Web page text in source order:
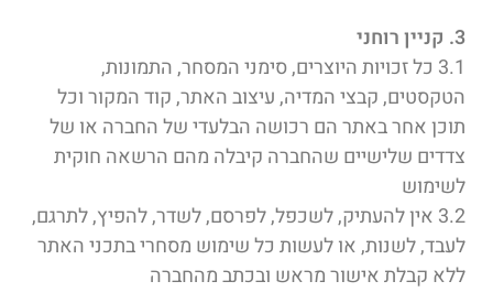
3. קניין רוחני
3.1 כל זכויות היוצרים, סימני המסחר, התמונות,
הטקסטים, קבצי המדיה, עיצוב האתר, קוד המקור וכל
תוכן אחר באתר הם רכושה הבלעדי של החברה או של
צדדים שלישיים שהחברה קיבלה מהם הרשאה חוקית
לשימוש
3.2 אין להעתיק, לשכפל, לפרסם, לשדר, להפיץ, לתרגם,
לעבד, לשנות, או לעשות כל שימוש מסחרי בתכני האתר
ללא קבלת אישור מראש ובכתב מהחברה